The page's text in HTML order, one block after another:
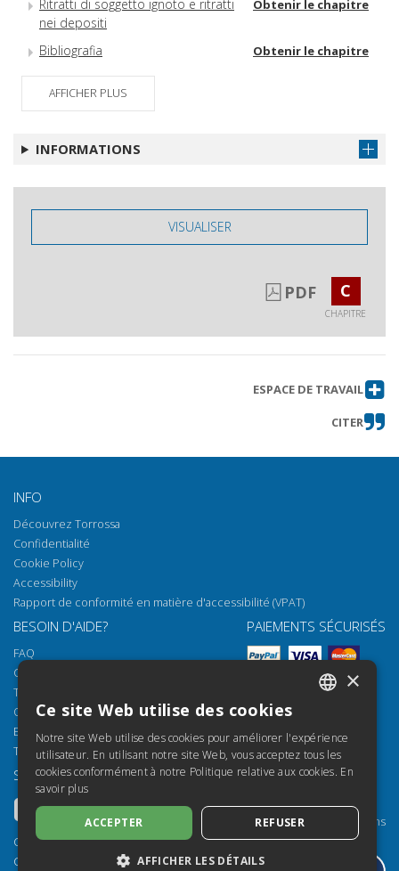
Ritratti di soggetto ignoto e ritratti
nei depositi
Obtenir le chapitre
Bibliografia Obtenir le chapitre
Indice dei nomi
AFFICHER PLUS
INFORMATIONS
VISUALISER
PDF C
CHAPITRE
ESPACE DE TRAVAIL
CITER
INFO
Découvrez Torrossa
Confidentialité
Cookie Policy
Accessibility
Rapport de conformité en matière d'accessibilité (VPAT)
BESOIN D'AIDE?
FAQ
Comment ouvrir nos documents
Torrossa Reader
Options d'accès
Email: helpdesk@torrossa.com
Tel:
+39 055 5018800
PAIEMENTS SÉCURISÉS
SUIVEZ-NOUS
Copyright 2000-2026
Casalini Libri
NOS RESSOURCES
Torrossa pour Institutions
Torrossa Open
Library Services
SPANISH
FRENCH
ENGLISH
GERMAN
×
Ce site Web utilise des cookies
Notre site Web utilise des cookies pour améliorer l'expérience
utilisateur. En utilisant notre site Web, vous acceptez tous les
cookies conformément à notre Politique relative aux cookies. En
savoir plus
ACCEPTER REFUSER
AFFICHER LES DÉTAILS